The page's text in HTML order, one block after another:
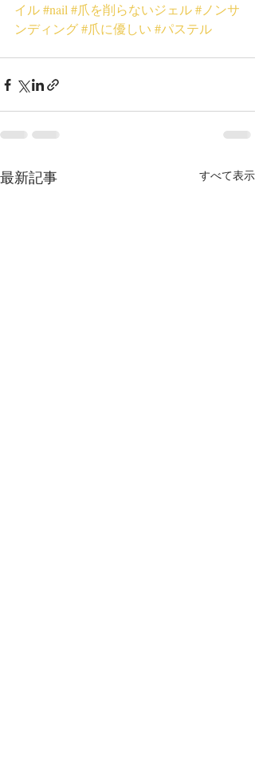
イル#nail #爪を削らないジェル#ノンサ
ンディング#爪に優しい #パステル
最新記事 すべて表示